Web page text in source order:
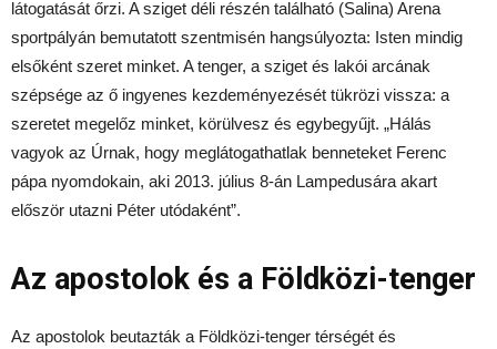
látogatását őrzi. A sziget déli részén található (Salina) Arena
sportpályán bemutatott szentmisén hangsúlyozta: Isten mindig
elsőként szeret minket. A tenger, a sziget és lakói arcának
szépsége az ő ingyenes kezdeményezését tükrözi vissza: a
szeretet megelőz minket, körülvesz és egybegyűjt. „Hálás
vagyok az Úrnak, hogy meglátogathatlak benneteket Ferenc
pápa nyomdokain, aki 2013. július 8-án Lampedusára akart
először utazni Péter utódaként”.
Az apostolok és a Földközi-tenger
Az apostolok beutazták a Földközi-tenger térségét és